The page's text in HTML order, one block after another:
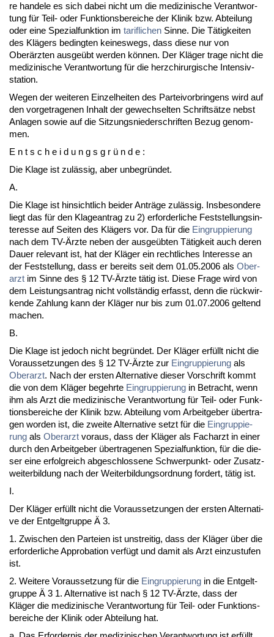
re han­de­le es sich da­bei nicht um die me­di­zi­ni­sche Ver­ant­wor­
tung für Teil- oder Funk­ti­ons­be­rei­che der Kli­nik bzw. Ab­tei­lung
oder ei­ne Spe­zi­al­funk­ti­on im ta­rif­li­chen Sin­ne. Die Tätig­kei­ten
des Klägers be­ding­ten kei­nes­wegs, dass die­se nur von
Oberärz­ten aus­geübt wer­den können. Der Kläger tra­ge nicht die
me­di­zi­ni­sche Ver­ant­wor­tung für die herz­chir­ur­gi­sche In­ten­siv­
sta­ti­on.
We­gen der wei­te­ren Ein­zel­hei­ten des Par­tei­vor­brin­gens wird auf
den vor­ge­tra­ge­nen In­halt der ge­wech­sel­ten Schriftsätze nebst
An­la­gen so­wie auf die Sit­zungs­nie­der­schrif­ten Be­zug ge­nom­
men.
E n t s c h e i d u n g s g r ü n d e :
Die Kla­ge ist zulässig, aber un­be­gründet.
A.
Die Kla­ge ist hin­sicht­lich bei­der Anträge zulässig. Ins­be­son­de­re
liegt das für den Kla­ge­an­trag zu 2) er­for­der­li­che Fest­stel­lungs­in­
ter­es­se auf Sei­ten des Klägers vor. Da für die Ein­grup­pie­rung
nach dem TV-Ärz­te ne­ben der aus­geübten Tätig­keit auch de­ren
Dau­er re­le­vant ist, hat der Kläger ein recht­li­ches In­ter­es­se an
der Fest­stel­lung, dass er be­reits seit dem 01.05.2006 als Ober­
arzt im Sin­ne des § 12 TV-Ärz­te tätig ist. Die­se Fra­ge wird von
dem Leis­tungs­an­trag nicht vollständig er­fasst, denn die rück­wir­
ken­de Zah­lung kann der Kläger nur bis zum 01.07.2006 gel­tend
ma­chen.
B.
Die Kla­ge ist je­doch nicht be­gründet. Der Kläger erfüllt nicht die
Vor­aus­set­zun­gen des § 12 TV-Ärz­te zur Ein­grup­pie­rung als
Ober­arzt. Nach der ers­ten Al­ter­na­ti­ve die­ser Vor­schrift kommt
die von dem Kläger be­gehr­te Ein­grup­pie­rung in Be­tracht, wenn
ihm als Arzt die me­di­zi­ni­sche Ver­ant­wor­tung für Teil- oder Funk­
ti­ons­be­rei­che der Kli­nik bzw. Ab­tei­lung vom Ar­beit­ge­ber über­tra­
gen wor­den ist, die zwei­te Al­ter­na­ti­ve setzt für die Ein­grup­pie­
rung als Ober­arzt vor­aus, dass der Kläger als Fach­arzt in ei­ner
durch den Ar­beit­ge­ber über­tra­ge­nen Spe­zi­al­funk­ti­on, für die die­
ser ei­ne er­folg­reich ab­ge­schlos­se­ne Schwer­punkt- oder Zu­satz­
wei­ter­bil­dung nach der Wei­ter­bil­dungs­ord­nung for­dert, tätig ist.
I.
Der Kläger erfüllt nicht die Vor­aus­set­zun­gen der ers­ten Al­ter­na­ti­
ve der Ent­gelt­grup­pe Ä 3.
1. Zwi­schen den Par­tei­en ist un­strei­tig, dass der Kläger über die
er­for­der­li­che Ap­pro­ba­ti­on verfügt und da­mit als Arzt ein­zu­stu­fen
ist.
2. Wei­te­re Vor­aus­set­zung für die Ein­grup­pie­rung in die Ent­gelt­
grup­pe Ä 3 1. Al­ter­na­ti­ve ist nach § 12 TV-Ärz­te, dass der
Kläger die me­di­zi­ni­sche Ver­ant­wor­tung für Teil- oder Funk­ti­ons­
be­rei­che der Kli­nik oder Ab­tei­lung hat.